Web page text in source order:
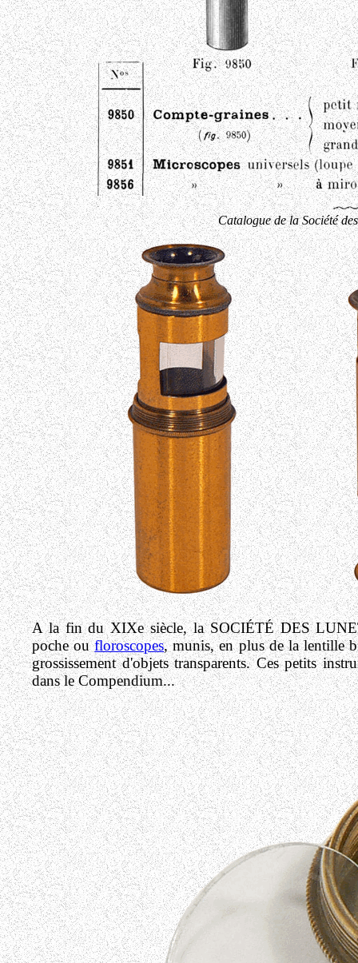
Catalogue de la Société
A la fin du XIXe siècle, la SOCIÉTÉ DES
poche oufloroscopes, munis, en plus de la lentille
grossissement d'objets transparents.Ces petits
dans le Compendium...